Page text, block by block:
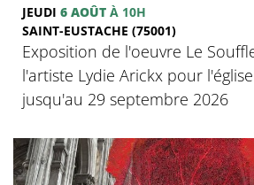
JEUDI 6 AOÛT À 10H
SAINT-EUSTACHE (75001)
Exposition de l'oeuvre Le
l'artiste Lydie Arickx pour
jusqu'au 29 septembre 2026